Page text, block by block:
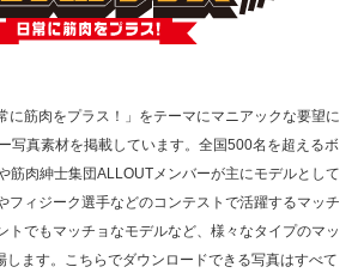
FMラジオ番組「ONE MORNING」
紹介さ…
NHK「所さん！事件ですよ」に取材されまし
に筋肉をプラス！」をテーマにマニアックな要望に
写真素材を掲載しています。全国500名を超えるボ
筋肉紳士集団ALLOUTメンバーが主にモデルとして
フィジーク選手などのコンテストで活躍するマッチ
トでもマッチョなモデルなど、様々なタイプのマッ
します。こちらでダウンロードできる写真はすべて